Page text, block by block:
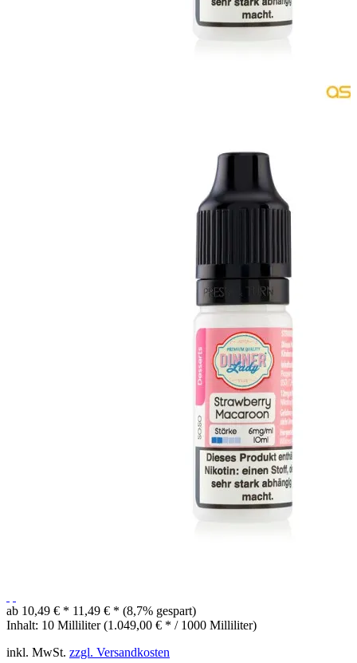
ab 10,49 € * 11,49 € * (8,7% gespart)
Inhalt: 10 Milliliter (1.049,00 € * / 1000 Milliliter)
inkl. MwSt. zzgl. Versandkosten